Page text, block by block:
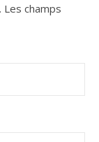
Les champs